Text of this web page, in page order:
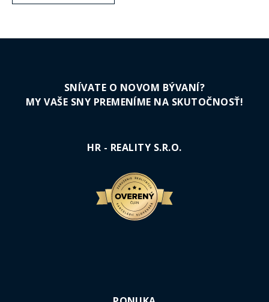
SNÍVATE O NOVOM BÝVANÍ?
MY VAŠE SNY PREMENÍME NA SKUTOČNOSŤ!
HR - REALITY S.R.O.